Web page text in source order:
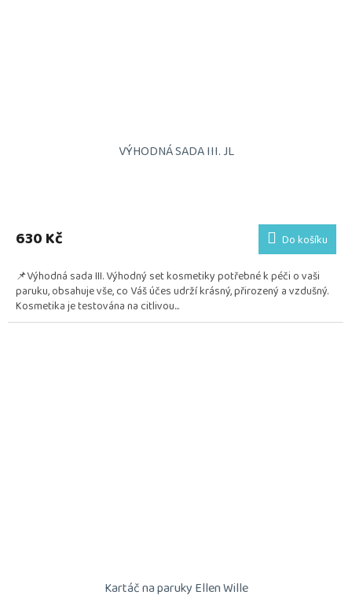
VÝHODNÁ SADA III. JL
produktu
je
z
5
hvězdiček.
630 Kč Do košíku
📌Výhodná sada III. Výhodný set kosmetiky potřebné k péči o vaši
paruku, obsahuje vše, co Váš účes udrží krásný, přirozený a vzdušný.
Kosmetika je testována na citlivou...
Kartáč na paruky Ellen Wille